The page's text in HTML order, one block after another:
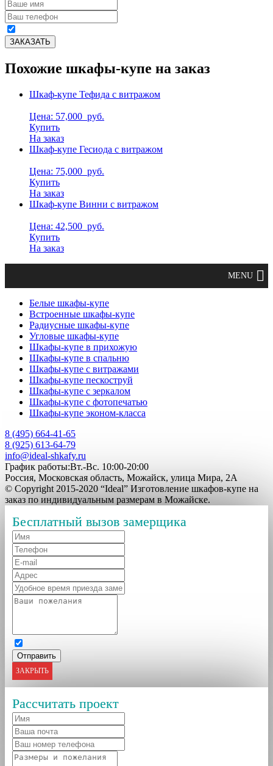
Похожие шкафы-купе на заказ
Шкаф-купе Тефида с витражом
Цена: 57,000 руб.
Купить
На заказ
Шкаф-купе Гесиода с витражом
Цена: 75,000 руб.
Купить
На заказ
Шкаф-купе Винни с витражом
Цена: 42,500 руб.
Купить
На заказ
Белые шкафы-купе
Встроенные шкафы-купе
Радиусные шкафы-купе
Угловые шкафы-купе
Шкафы-купе в прихожую
Шкафы-купе в спальню
Шкафы-купе с витражами
Шкафы-купе пескоструй
Шкафы-купе с зеркалом
Шкафы-купе с фотопечатью
Шкафы-купе эконом-класса
8 (495) 664-41-65
8 (925) 613-64-79
info@ideal-shkafy.ru
График работы:Вт.-Вс. 10:00-20:00
Россия, Московская область, Можайск, улица Мира, 2А
© Copyright 2015-2020 “Ideal” Изготовление шкафов-купе на
заказ по индивидуальным размерам в Можайске.
Бесплатный вызов замерщика
ЗАКРЫТЬ
Рассчитать проект